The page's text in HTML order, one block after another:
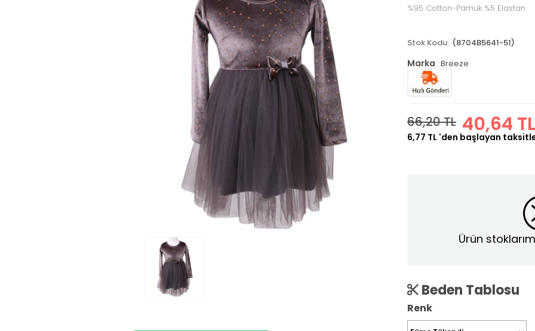
%95 Cotton-Pamuk %5 Elastan
(8704B5641-51)
Marka : Breeze
66,20 TL 40,64 TL
6,77 TL 'den başlayan
Ürün
Beden Tablosu
Renk